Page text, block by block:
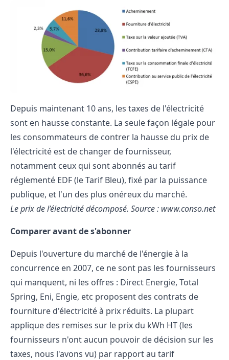
Depuis maintenant 10 ans, les taxes de l'électricité
sont en hausse constante. La seule façon légale pour
les consommateurs de contrer la hausse du prix de
l'électricité est de changer de fournisseur,
notamment ceux qui sont abonnés au tarif
réglementé EDF (le Tarif Bleu), fixé par la puissance
publique, et l'un des plus onéreux du marché.
Le prix de l’électricité décomposé. Source : www.conso.net
Comparer avant de s'abonner
Depuis l'ouverture du marché de l'énergie à la
concurrence en 2007, ce ne sont pas les fournisseurs
qui manquent, ni les offres : Direct Energie, Total
Spring, Eni, Engie, etc proposent des contrats de
fourniture d'électricité à prix réduits. La plupart
applique des remises sur le prix du kWh HT (les
fournisseurs n'ont aucun pouvoir de décision sur les
taxes, nous l'avons vu) par rapport au tarif